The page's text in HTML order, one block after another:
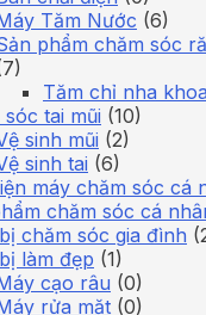
Tăm Nước (6)
phẩm chăm sóc
Tăm chỉ nha khoa
sóc tai mũi (10)
sinh mũi (2)
sinh tai (6)
máy chăm sóc cá
chăm sóc cá
chăm sóc gia đình
làm đẹp (1)
cạo râu (0)
rửa mặt (0)